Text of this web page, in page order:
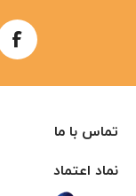
تماس با ما
نماد اعتماد